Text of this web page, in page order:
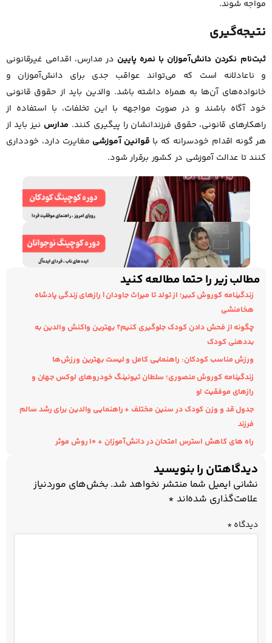
مواجه شوند.
نتیجه‌گیری
ثبت‌نام نکردن دانش‌آموزان با نمره پایین در مدارس، اقدامی غیرقانونی
و ناعادلانه است که می‌تواند عواقب جدی برای دانش‌آموزان و
خانواده‌های آن‌ها به همراه داشته باشد. والدین باید از حقوق قانونی
خود آگاه باشند و در صورت مواجهه با این تخلفات، با استفاده از
راهکارهای قانونی، حقوق فرزندانشان را پیگیری کنند. مدارس نیز باید از
هر گونه اقدام خودسرانه که با قوانین آموزشی مغایرت دارد، خودداری
کنند تا عدالت آموزشی در کشور برقرار شود.
مطالب زیر را حتما مطالعه کنید
زندگینامه کوروش کبیر؛ از تولد تا میراث جاودان | رازهای زندگی پادشاه
هخامنشی
چگونه از فحش دادن کودک جلوگیری کنیم؟ بهترین واکنش والدین به
بددهنی کودک
ورزش مناسب کودکان: راهنمایی کامل و لیست بهترین ورزش‌ها
زندگینامه کوروش منصوری؛ سلطان تیونینگ خودروهای لوکس جهان و
رازهای موفقیت او
جدول قد و وزن کودک در سنین مختلف + راهنمایی والدین برای رشد سالم
فرزند
راه های کاهش استرس امتحان در دانش‌آموزان + ۱۰ روش موثر
دیدگاهتان را بنویسید
نشانی ایمیل شما منتشر نخواهد شد. بخش‌های موردنیاز
علامت‌گذاری شده‌اند *
دیدگاه*